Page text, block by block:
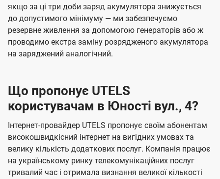
якщо за ці три доби заряд акумулятора знижується
до допустимого мінімуму — ми забезпечуємо
резервне живлення за допомогою генераторів або ж
проводимо екстра заміну розрядженого акумулятора
на заряджений аналогічний.
Що пропонує UTELS
користувачам в Юності вул., 4?
Інтернет-провайдер UTELS пропонує своїм абонентам
високошвидкісний інтернет на вигідних умовах та
велику кількість додаткових послуг. Компанія працює
на українському ринку телекомунікаційних послуг
тривалий час і отримала визнання великої кількості